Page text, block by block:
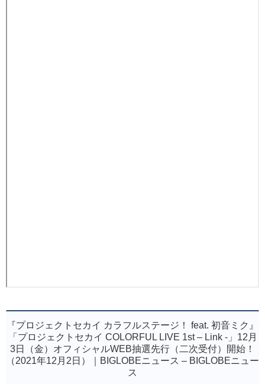
『プロジェクトセカイ カラフルステージ！ feat. 初音ミク』
「プロジェクトセカイ COLORFUL LIVE 1st – Link -」12月
3日（金）オフィシャルWEB抽選先行（二次受付）開始！
（2021年12月2日）｜BIGLOBEニュース – BIGLOBEニュー
ス